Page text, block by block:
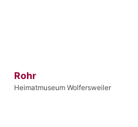
Rohr
Heimatmuseum Wolfersweiler